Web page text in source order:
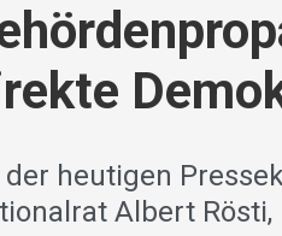
der heutigen
Albert